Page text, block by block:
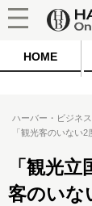
HOME
ハーバー・ビジネ
「観光客のいない
「観光
客のいな